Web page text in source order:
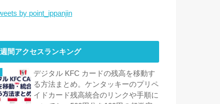
by point_ippanjin
週間アクセスランキング
デジタル KFC カードの残高を移動す
る方法まとめ。ケンタッキーのプリペ
イドカード残高統合のリンクや手順に